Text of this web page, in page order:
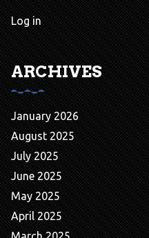
Log in
ARCHIVES
January 2026
August 2025
July 2025
June 2025
May 2025
April 2025